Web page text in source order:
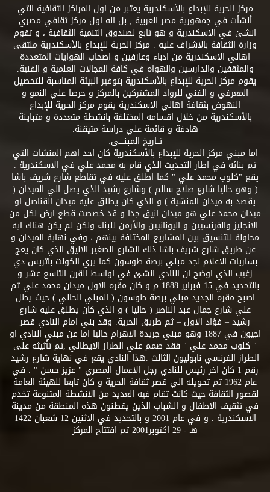
مركز الحرية للإبداع بالأسكندرية يعتبر من اول المراكز الثقافية التي
أنشأت في جمهورية مصر العربية , بل انه اول مركز ثقافي مصري
انشئ في الاسكندرية و هو تابع لصندوق التنمية الثقافية ، و تقوم
وزارة الثقافة بالاشراف عليه . مركز الحرية للإبداع بالأسكندرية ملتقى
اهالي الاسكندرية من ادباء وعازفين و اصحاب الهوايات المتعددة
والمثقفين والدارسين والهواه في كافة المجالات العلمية و الفنية.
يقوم مركز الحرية للإبداع بالأسكندرية بتوفير البيئة المناسبة للتحصيل
المعرفي و الفني للرواد المشتركين بالمركز و حرصا علي النمو و
النهوض بثقافة اهالي الاسكندرية يقوم مركز الحرية للإبداع
بالأسكندرية من خلال اقسامه المختلفة بانشطة متعددة و متباينة
هادفة و قائمة علي دراسة متيقنة.
تــاريخ المبنــــى:
اما مبني مركز الحرية للإبداع بالأسكندرية كان احد اهم المنشات التي
تم بنائه في اطار التحديث الذي قام به محمد علي في الاسكندرية .
يقع "كلوب محمد علي " كما اطلق عليه في تقاطع شارع شريف باشا
( وهو حاليا شارع صلاح سالم ) وشارع رشيد الذي يصل الي الميدان (
يقصد به ميدان المنشية ) و الذي كان يطلق عليه ميدان القناصل او
ميدان محمد علي هو ميدان انيق جدا و قد خصصت قطع ارض لكل من
الانجليز والفرنسيين و اليونانيين والأرمن للبناء ولكن لم يكن هناك ايه
محاولة للتنسيق بين المشاريع المختلفة بينهم ، وفي نهاية الميدان و
عن طريق شارع شريف باشا ذلك الشارع الصغير الانيق الذي كان يعج
بساريات الاعلام نجد مبني برصة طوسون كما يري الكونت باتريس دي
زغيب الذي اوضح ان النادي انشئ في اواسط القرن التاسع عشر و
بالتحديد في 15 فبراير 1888 م و كان مقره الاول ميدان محمد علي ثم
اصبح مقره الجديد مبني برصة طوسون ( المبني الحالي ) حيث يطل
علي شارع جمال عبد الناصر ( حاليا ) و الذي كان يطلق عليه شارع
رشيد – فؤاد الاول – ثم طريق الحرية. وقد بني امام النادي قصر
اجيون في 1887 وهو مبني جريدة الاهرام حاليا اما عن مبني النادي او
" كلوب محمد علي " فقد صمم علي الطراز الايطالي ,تم تأثيثه على
الطراز الفرنسي نابوليون الثالث .هذا النادي يقع في نهاية شارع رشيد
رقم 1 كان اخر رئيس للنادي رجل الاعمال المصري " عزيز حسن " . في
عام 1962 تم تحويله الي قصر ثقافة الحرية و كان تابعا للهيئة العامة
لقصور الثقافة حيث كانت تقام فيه العديد من الانشطة المتنوعة تخدم
في تثقيف الاطفال و الشباب الذين يقطنون هذه المنطقة من مدينة
الاسكندرية . و في عام 2001 و بالتحديد في الاثنين 12 شعبان 1422
هـ - 29 اكتوبر2001 تم افتتاح المركز